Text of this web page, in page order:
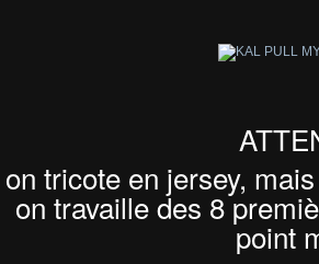
on tricote en jersey,
on travaille des 8
point